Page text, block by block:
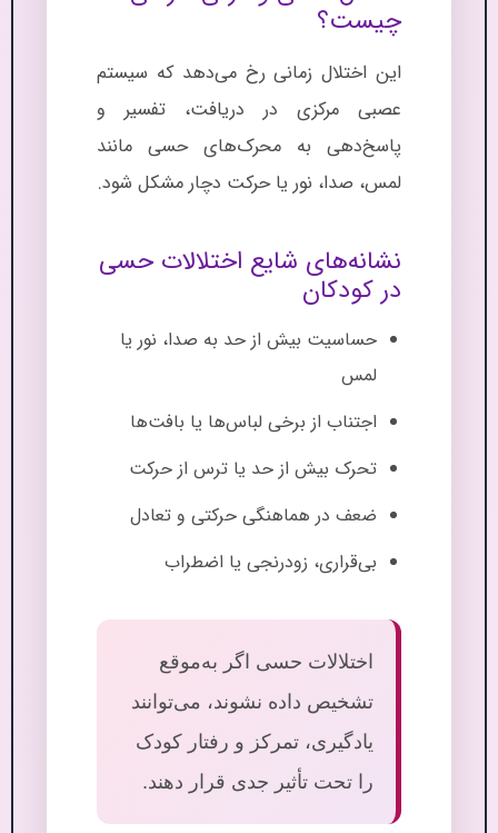
چیست؟
این اختلال زمانی رخ می‌دهد که سیستم
عصبی مرکزی در دریافت، تفسیر و
پاسخ‌دهی به محرک‌های حسی مانند
لمس، صدا، نور یا حرکت دچار مشکل شود.
نشانه‌های شایع اختلالات حسی
در کودکان
حساسیت بیش از حد به صدا، نور یا
لمس
اجتناب از برخی لباس‌ها یا بافت‌ها
تحرک بیش از حد یا ترس از حرکت
ضعف در هماهنگی حرکتی و تعادل
بی‌قراری، زودرنجی یا اضطراب
اختلالات حسی اگر به‌موقع
تشخیص داده نشوند، می‌توانند
یادگیری، تمرکز و رفتار کودک
را تحت تأثیر جدی قرار دهند.